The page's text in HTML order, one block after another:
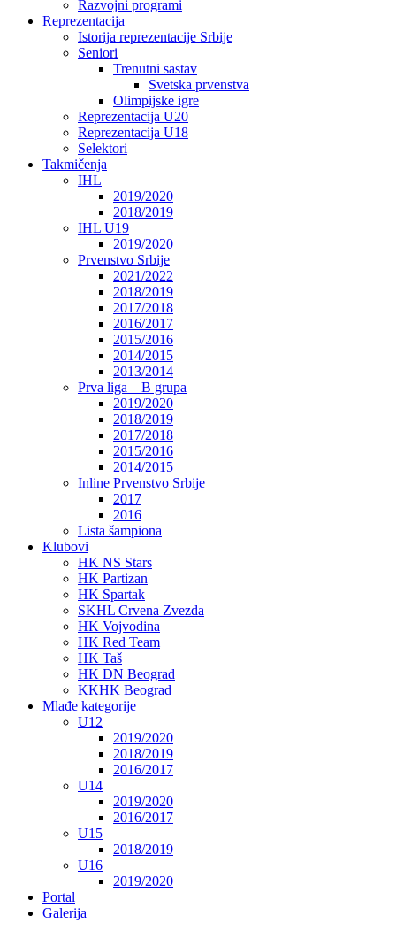
Razvojni programi
Reprezentacija
Istorija reprezentacije Srbije
Seniori
Trenutni sastav
Svetska prvenstva
Olimpijske igre
Reprezentacija U20
Reprezentacija U18
Selektori
Takmičenja
IHL
2019/2020
2018/2019
IHL U19
2019/2020
Prvenstvo Srbije
2021/2022
2018/2019
2017/2018
2016/2017
2015/2016
2014/2015
2013/2014
Prva liga – B grupa
2019/2020
2018/2019
2017/2018
2015/2016
2014/2015
Inline Prvenstvo Srbije
2017
2016
Lista šampiona
Klubovi
HK NS Stars
HK Partizan
HK Spartak
SKHL Crvena Zvezda
HK Vojvodina
HK Red Team
HK Taš
HK DN Beograd
KKHK Beograd
Mlađe kategorije
U12
2019/2020
2018/2019
2016/2017
U14
2019/2020
2016/2017
U15
2018/2019
U16
2019/2020
Portal
Galerija